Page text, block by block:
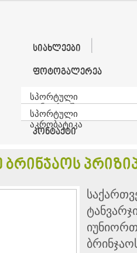
სიახლეები
ფოტოგალერეა
სპორტული
ტანვარჯიში
სპორტული
აკრობატიკა
კონტაქტი
ბრინჯაოს